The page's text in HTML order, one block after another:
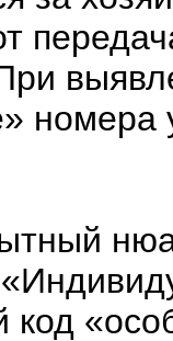
номера
код